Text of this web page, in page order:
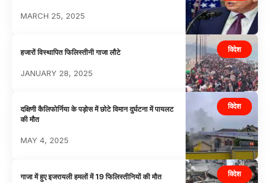
MARCH 25, 2025
विदेश
हजारों विस्थापित फिलिस्तीनी गाजा लौटे
JANUARY 28, 2025
विदेश
दक्षिणी कैलिफोर्निया के पड़ोस में छोटे विमान दुर्घटना में पायलट
की मौत
MAY 4, 2025
विदेश
गाजा में हुए इजरायली हमलों में 19 फिलिस्तीनियों की मौत